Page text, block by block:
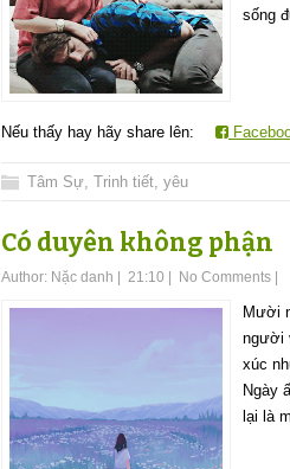
sống
Nếu thấy hay hãy share lên:
Tâm Sự Trinh tiết yêu
Có duyên không phận
Author: Nặc danh | 21:10 | No Comments |
Mười
người
xúc
Ngày
lại là